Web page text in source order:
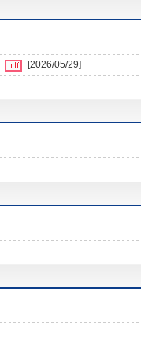
[2026/05/29]